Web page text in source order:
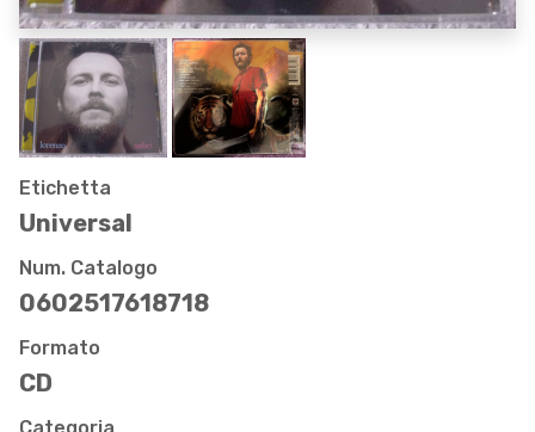
Etichetta
Universal
Num. Catalogo
0602517618718
Formato
CD